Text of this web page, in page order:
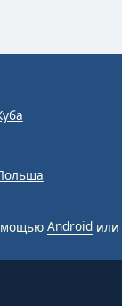
Android или